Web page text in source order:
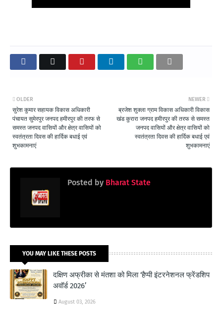
NEWER
ब्रजेश शुक्ला ग्राम विकास अधिकारी विकास
खंड कुरारा जनपद हमीरपुर की तरफ से समस्त
जनपद वासियों और क्षेत्र वासियों को
स्वतंत्रता दिवस की हार्दिक बधाई एवं
शुभकामनाएं
OLDER
सुरेश कुमार सहायक विकास अधिकारी
पंचायत सुमेरपुर जनपद हमीरपुर की तरफ से
समस्त जनपद वासियों और क्षेत्र वासियों को
स्वतंत्रता दिवस की हार्दिक बधाई एवं
शुभकामनाएं
Posted by Bharat State
YOU MAY LIKE THESE POSTS
दक्षिण अफ्रीका से मंतशा को मिला ‘हैप्पी इंटरनेशनल फ्रेंडशिप
अवॉर्ड 2026’
August 03, 2026